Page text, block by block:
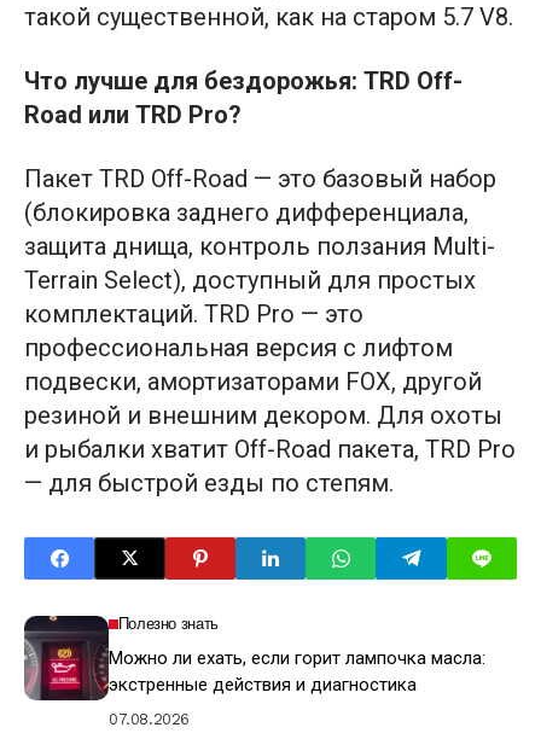
такой существенной, как на старом 5.7 V8.
Что лучше для бездорожья: TRD Off-
Road или TRD Pro?
Пакет TRD Off-Road — это базовый набор
(блокировка заднего дифференциала,
защита днища, контроль ползания Multi-
Terrain Select), доступный для простых
комплектаций. TRD Pro — это
профессиональная версия с лифтом
подвески, амортизаторами FOX, другой
резиной и внешним декором. Для охоты
и рыбалки хватит Off-Road пакета, TRD Pro
— для быстрой езды по степям.
Полезно знать
Можно ли ехать, если горит лампочка масла:
экстренные действия и диагностика
07.08.2026